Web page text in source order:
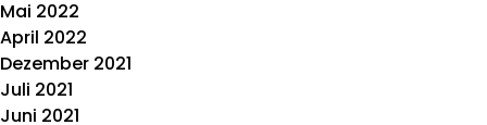
Mai 2022
April 2022
Dezember 2021
Juli 2021
Juni 2021